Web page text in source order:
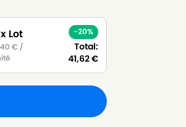
Lot
€ /
-20%
Total:
41,62€